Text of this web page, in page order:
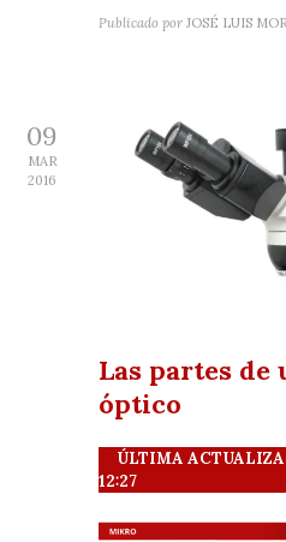
Publicado por JOSÉ LUIS
09
MAR
2016
Las partes
óptico
ÚLTIMA
12:27